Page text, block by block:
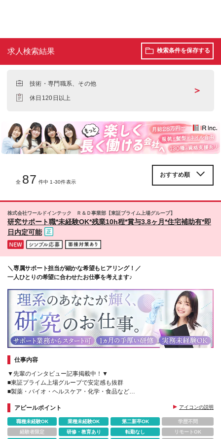
求人検索結果 検索条件を保存する
技術・専門職系、その他
休日120日以上
＞
全 87 件中 1-30件表示
株式会社ワールドインテック Ｒ＆Ｄ事業部【東証プライム上場グループ】
研究サポート職*未経験OK*残業10h程*賞与3.8ヶ月*住宅補助有*即
日内定可能
＼専属サポート担当が細かな希望もヒアリング！／
一人ひとりの希望に合わせたお仕事を考えます♪
仕事内容
▼先輩のインタビュー記事掲載中！▼
■東証プライム上場グループで安定感も抜群
■製薬・バイオ・ヘルスケア・化学・食品など
■研修で基礎知識・スキルが身に付く
■借上げ社宅あり
アピールポイント アイコンの説明
職種未経験OK 業種未経験OK 第二新卒OK
学歴不問
経験者限定
研修・教育あり 転勤なし
リモートOK